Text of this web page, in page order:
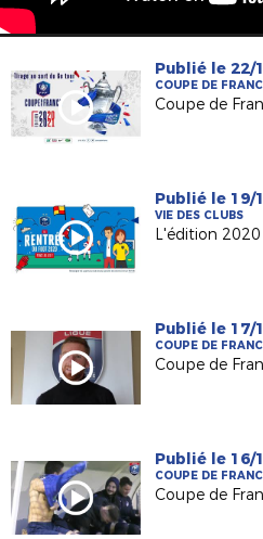
Publié le 22/
COUPE DE
Publié le 19/
VIE DES CLUBS
Publié le 17/
COUPE DE
Publié le 16/
COUPE DE